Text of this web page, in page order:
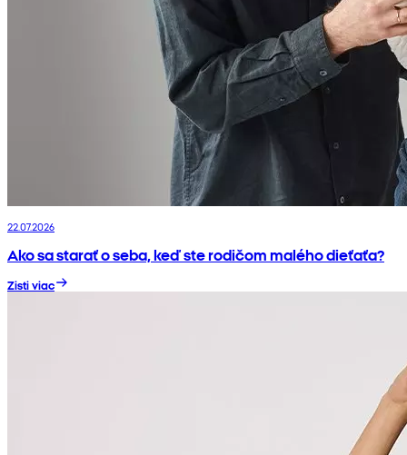
22.07.2026
Ako sa starať o seba, keď ste rodičom malého dieťaťa?
Zisti viac